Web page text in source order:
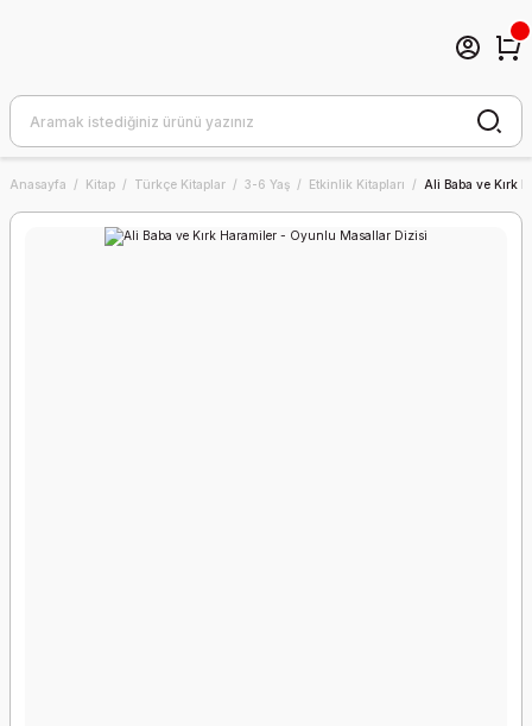
Anasayfa Kitap Türkçe Kitaplar 3-6 Yaş Etkinlik Kitapları Ali Baba ve Kırk